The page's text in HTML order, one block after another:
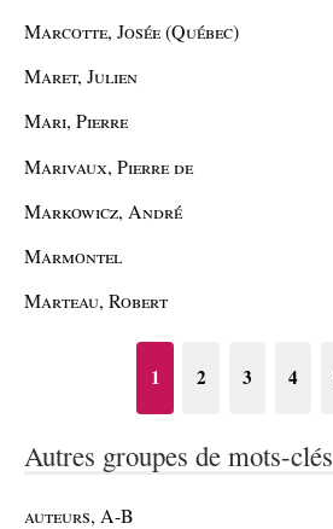
Marcotte, Josée (Québec)
Maret, Julien
Mari, Pierre
Marivaux, Pierre de
Markowicz, André
Marmontel
Marteau, Robert
1 2 3 4
Autres groupes de mots-clés
auteurs, A-B